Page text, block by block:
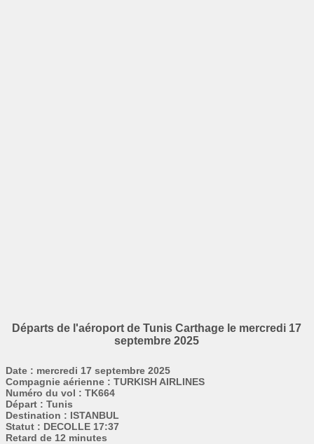
Départs de l'aéroport de Tunis Carthage le mercredi 17
septembre 2025
Date : mercredi 17 septembre 2025
Compagnie aérienne : TURKISH AIRLINES
Numéro du vol : TK664
Départ : Tunis
Destination : ISTANBUL
Statut : DECOLLE 17:37
Retard de 12 minutes